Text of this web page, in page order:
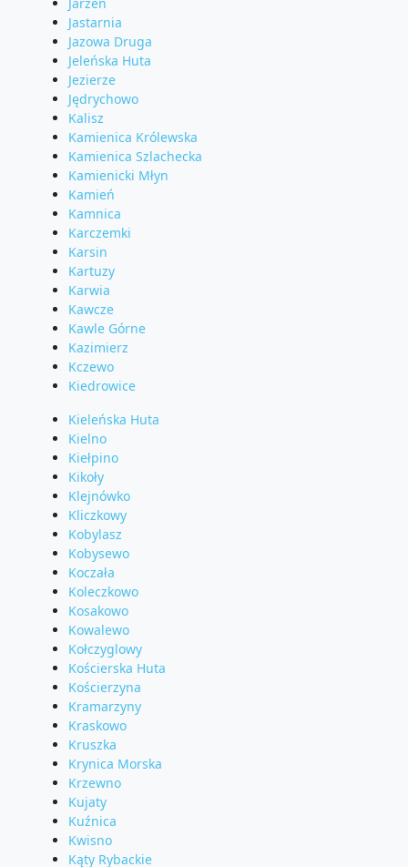
Jastarnia
Jazowa Druga
Jeleńska Huta
Jezierze
Jędrychowo
Kalisz
Kamienica Królewska
Kamienica Szlachecka
Kamienicki Młyn
Kamień
Kamnica
Karczemki
Karsin
Kartuzy
Karwia
Kawcze
Kawle Górne
Kazimierz
Kczewo
Kiedrowice
Kieleńska Huta
Kielno
Kiełpino
Kikoły
Klejnówko
Kliczkowy
Kobylasz
Kobysewo
Koczała
Koleczkowo
Kosakowo
Kowalewo
Kołczyglowy
Kościerska Huta
Kościerzyna
Kramarzyny
Kraskowo
Kruszka
Krynica Morska
Krzewno
Kujaty
Kuźnica
Kwisno
Kąty Rybackie